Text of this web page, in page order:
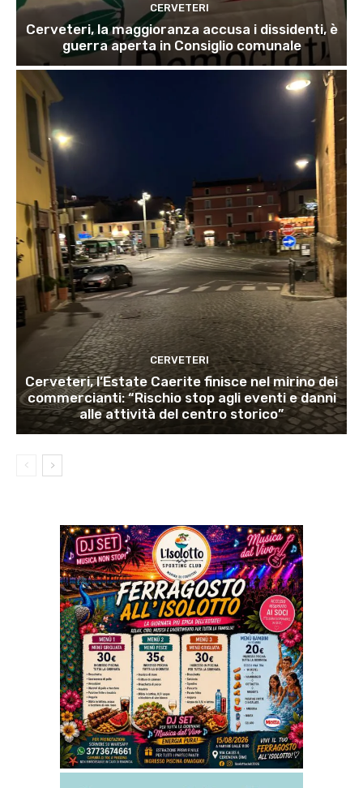
CERVETERI
Cerveteri, la maggioranza accusa i dissidenti, è
guerra aperta in Consiglio comunale
CERVETERI
Cerveteri, l’Estate Caerite finisce nel mirino dei
commercianti: “Rischio stop agli eventi e danni
alle attività del centro storico”